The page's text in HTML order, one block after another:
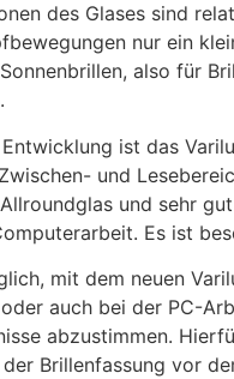
des Glases sind
nur ein
also für
ist das
und
und sehr
Es ist
mit dem neuen
auch bei der PC-
abzustimmen.
Brillenfassung vor